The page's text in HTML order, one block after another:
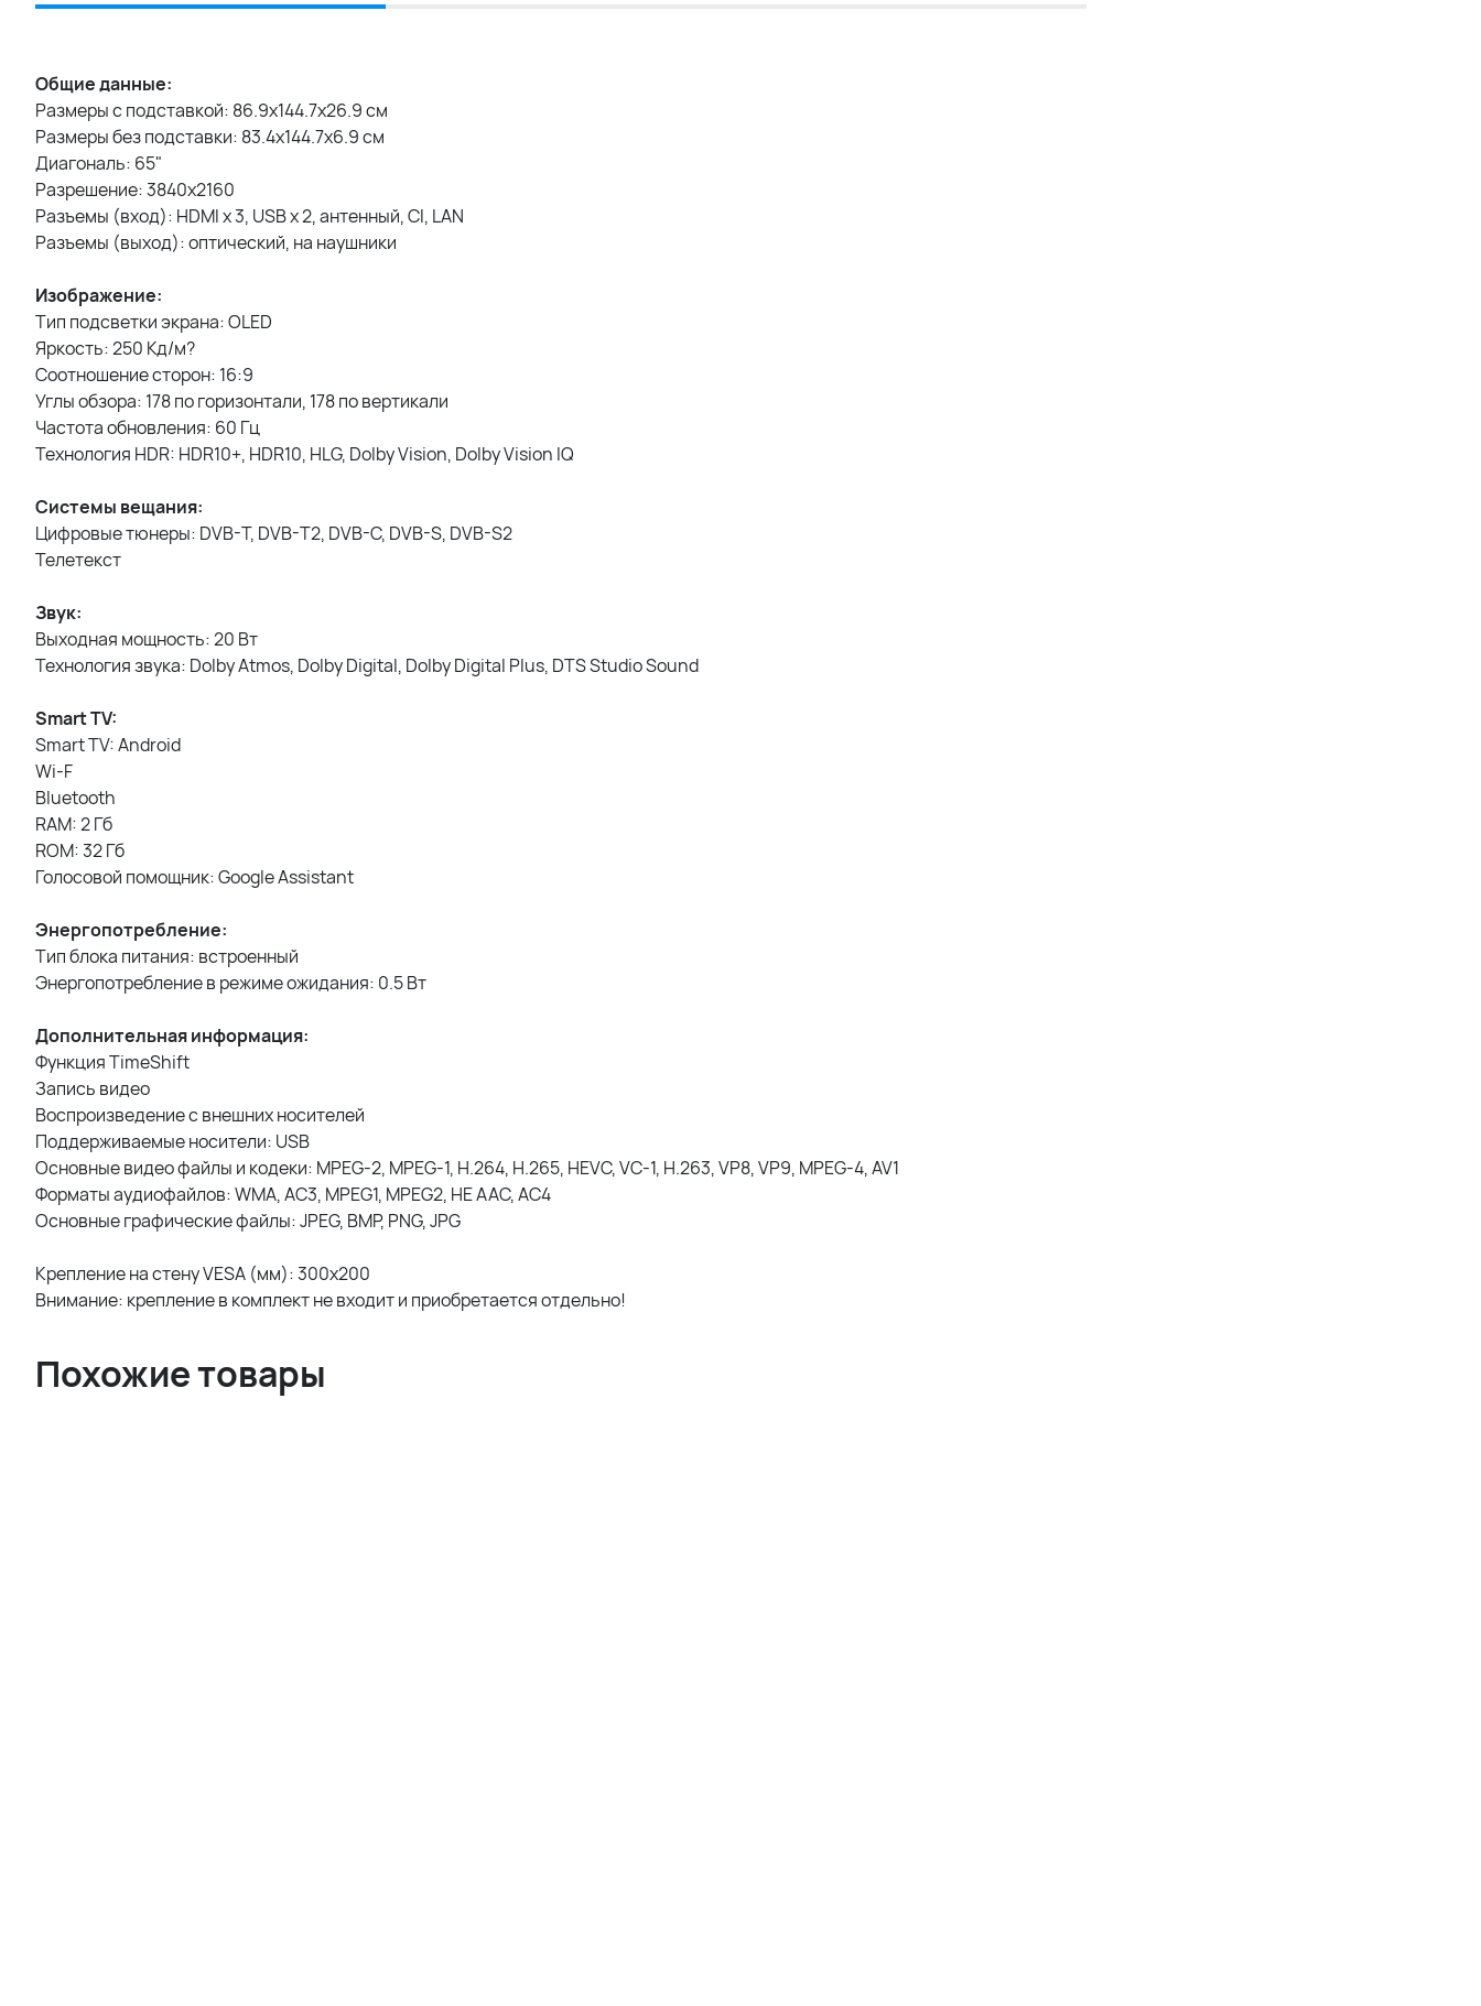
Общие данные:
Размеры с подставкой: 86.9х144.7х26.9 см
Размеры без подставки: 83.4х144.7х6.9 см
Диагональ: 65"
Разрешение: 3840x2160
Разъемы (вход): HDMI x 3, USB х 2, антенный, CI, LAN
Разъемы (выход): оптический, на наушники
Изображение:
Тип подсветки экрана: OLED
Яркость: 250 Кд/м?
Соотношение сторон: 16:9
Углы обзора: 178 по горизонтали, 178 по вертикали
Частота обновления: 60 Гц
Технология HDR: HDR10+, HDR10, HLG, Dolby Vision, Dolby Vision IQ
Системы вещания:
Цифровые тюнеры: DVB-T, DVB-T2, DVB-C, DVB-S, DVB-S2
Телетекст
Звук:
Выходная мощность: 20 Вт
Технология звука: Dolby Atmos, Dolby Digital, Dolby Digital Plus, DTS Studio Sound
Smart TV:
Smart TV: Android
Wi-F
Bluetooth
RAM: 2 Гб
ROM: 32 Гб
Голосовой помощник: Google Assistant
Энергопотребление:
Тип блока питания: встроенный
Энергопотребление в режиме ожидания: 0.5 Вт
Дополнительная информация:
Функция TimeShift
Запись видео
Воспроизведение с внешних носителей
Поддерживаемые носители: USB
Основные видео файлы и кодеки: MPEG-2, MPEG-1, H.264, H.265, HEVC, VC-1, H.263, VP8, VP9, MPEG-4, AV1
Форматы аудиофайлов: WMA, AC3, MPEG1, MPEG2, HE AAC, AC4
Основные графические файлы: JPEG, BMP, PNG, JPG
Крепление на стену VESA (мм): 300х200
Внимание: крепление в комплект не входит и приобретается отдельно!
Похожие товары